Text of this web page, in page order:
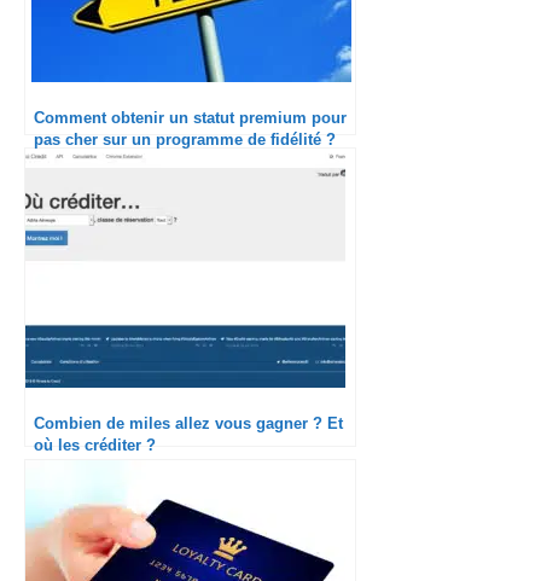
Comment obtenir un statut premium pour
pas cher sur un programme de fidélité ?
Combien de miles allez vous gagner ? Et
où les créditer ?